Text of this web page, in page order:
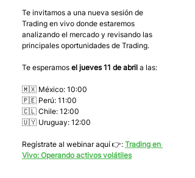
Te invitamos a una nueva sesión de
Trading en vivo donde estaremos
analizando el mercado y revisando las
principales oportunidades de Trading.
Te esperamos el jueves 11 de abril a las:
🇲🇽 México: 10:00
🇵🇪 Perú: 11:00
🇨🇱 Chile: 12:00
🇺🇾 Uruguay: 12:00
Regístrate al webinar aquí 👉: Trading en
Vivo: Operando activos volátiles